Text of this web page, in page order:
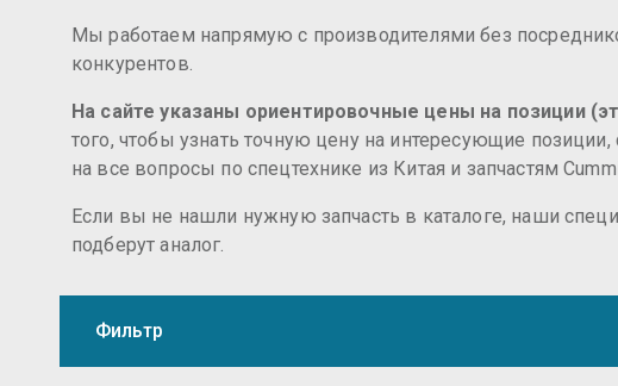
Мы работаем напрямую с производителями без
конкурентов.
На сайте указаны ориентировочные цены на позиции
того, чтобы узнать точную цену на интересующие
на все вопросы по спецтехнике из Китая и запчастям
Если вы не нашли нужную запчасть в каталоге, наши
подберут аналог.
Фильтр